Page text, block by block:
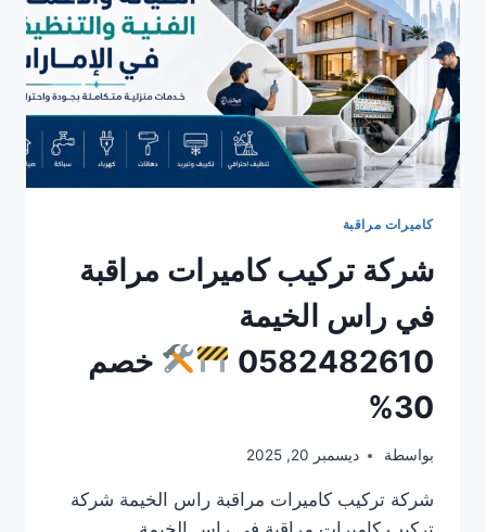
كاميرات مراقبة
شركة تركيب كاميرات مراقبة
في راس الخيمة
0582482610
خصم
30%
بواسطة ديسمبر 20, 2025
شركة تركيب كاميرات مراقبة راس الخيمة شركة